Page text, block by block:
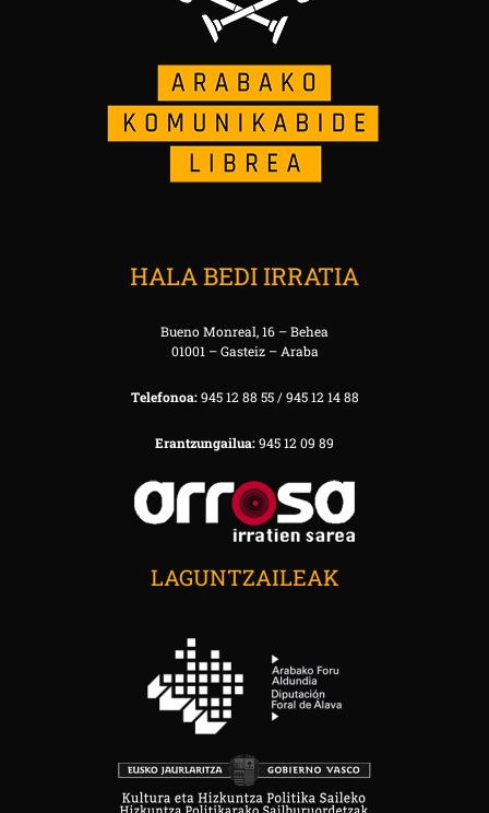
HALA BEDI IRRATIA
Bueno Monreal, 16 – Behea
01001 – Gasteiz – Araba
Telefonoa:945 12 88 55 / 945 12 14 88
Erantzungailua:945 12 09 89
LAGUNTZAILEAK